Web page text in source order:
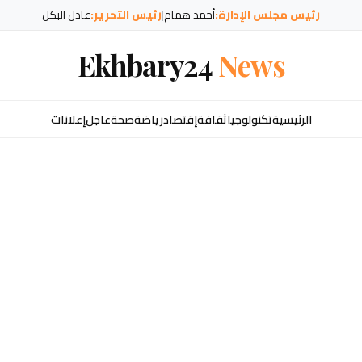
رئيس مجلس الإدارة:أحمد همام|رئيس التحرير:عادل البكل
Ekhbary24News
الرئيسيةتكنولوجياثقافةإقتصادرياضةصحةعاجلإعلانات